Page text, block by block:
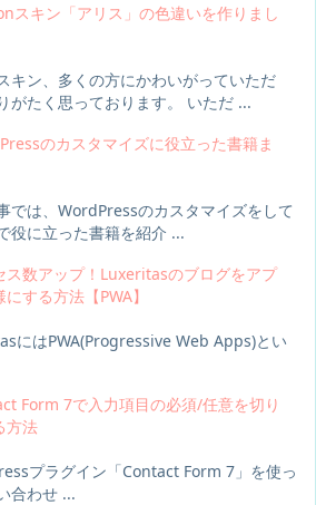
スキン「アリス」の色違いを作りまし
キン、多くの方にかわいがっていただ
がたく思っております。 いただ ...
のカスタマイズに役立った書籍ま
では、WordPressのカスタマイズをして
役に立った書籍を紹介 ...
ス数アップ！Luxeritasのブログをアプ
にする方法【PWA】
にはPWA(Progressive Web Apps)とい
Form 7で入力項目の必須/任意を切り
方法
プラグイン「Contact Form 7」を使っ
合わせ ...